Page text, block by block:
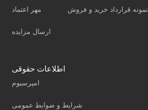
مهر اعتماد
ارسال مزایده
نمونه قرارداد خرید و فروش
اطلاعات حقوقی
امپرسیوم
شرایط و ضوابط عمومی